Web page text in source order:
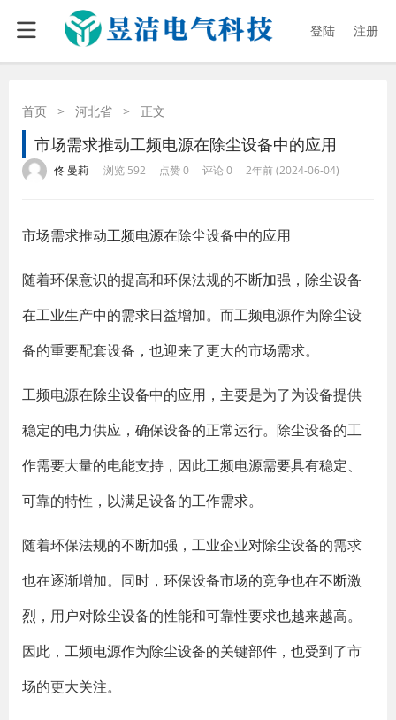
登陆 注册
首页 > 河北省 > 正文
市场需求推动工频电源在除尘设备中的应用
佟 曼莉 浏览 592 点赞 0 评论 0 2年前 (2024-06-04)
市场需求推动工频电源在除尘设备中的应用
随着环保意识的提高和环保法规的不断加强，除尘设备
在工业生产中的需求日益增加。而工频电源作为除尘设
备的重要配套设备，也迎来了更大的市场需求。
工频电源在除尘设备中的应用，主要是为了为设备提供
稳定的电力供应，确保设备的正常运行。除尘设备的工
作需要大量的电能支持，因此工频电源需要具有稳定、
可靠的特性，以满足设备的工作需求。
随着环保法规的不断加强，工业企业对除尘设备的需求
也在逐渐增加。同时，环保设备市场的竞争也在不断激
烈，用户对除尘设备的性能和可靠性要求也越来越高。
因此，工频电源作为除尘设备的关键部件，也受到了市
场的更大关注。